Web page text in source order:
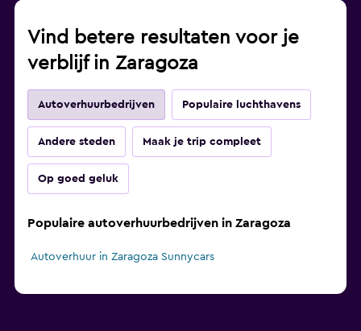
Vind betere resultaten voor je
verblijf in Zaragoza
Autoverhuurbedrijven Populaire luchthavens
Andere steden Maak je trip compleet
Op goed geluk
Populaire autoverhuurbedrijven in Zaragoza
Autoverhuur in Zaragoza Sunnycars